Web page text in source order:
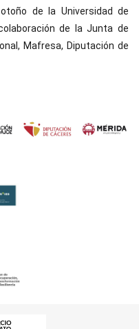
de la Universidad de
de la Junta de
Mafresa, Diputación de